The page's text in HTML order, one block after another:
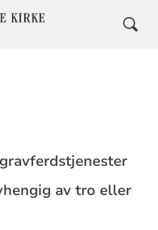
av tro eller